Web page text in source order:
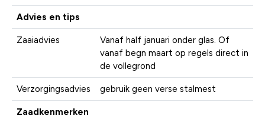
Advies en tips
Zaaiadvies
Vanaf half januari onder glas. Of
vanaf begn maart op regels direct in
de vollegrond
Verzorgingsadvies gebruik geen verse stalmest
Zaadkenmerken